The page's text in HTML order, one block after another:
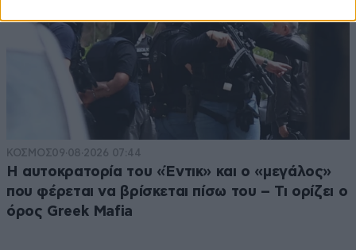
ΚΟΣΜΟΣ09·08·2026 07:44
Η αυτοκρατορία του «Έντικ» και ο «μεγάλος»
που φέρεται να βρίσκεται πίσω του – Τι ορίζει ο
όρος Greek Mafia